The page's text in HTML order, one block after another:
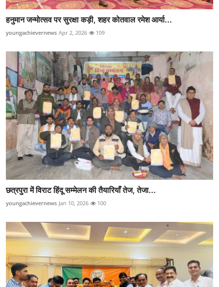
हनुमान जन्मोत्सव पर सुरक्षा कड़ी, शहर कोतवाल रमेश आर्या...
youngachievernews Apr 2, 2026 109
छत्रपुरा में विराट हिंदू सम्मेलन की तैयारियाँ तेज, तेजा...
youngachievernews Jan 10, 2026 100